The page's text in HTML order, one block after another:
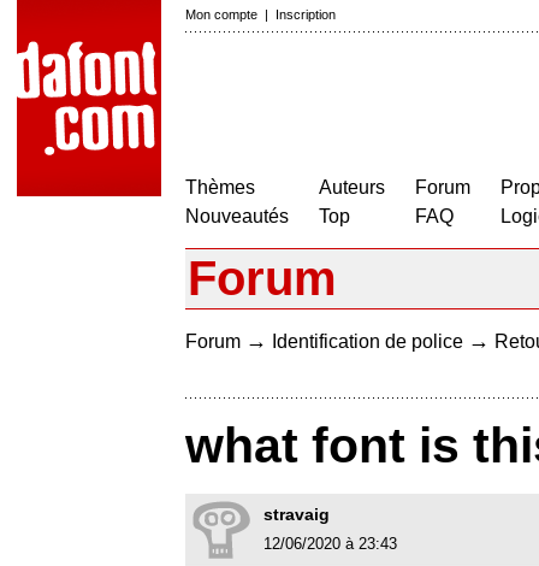
Mon compte | Inscription
Thèmes
Nouveautés
Auteurs
Top
Forum
FAQ
Forum
Forum → Identification de police →
what font is
stravaig
12/06/2020 à 23:43